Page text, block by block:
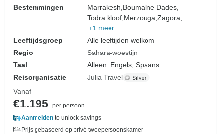
Bestemmingen
Marrakesh,Boumalne Dades,
Todra kloof,Merzouga,Zagora,
+1 meer
Leeftijdsgroep
Alle leeftijden welkom
Regio
Sahara-woestijn
Taal
Alleen: Engels, Spaans
Reisorganisatie
Julia Travel
Vanaf
€1.195 per persoon
Aanmelden to unlock savings
Prijs gebaseerd op privé tweepersoonskamer